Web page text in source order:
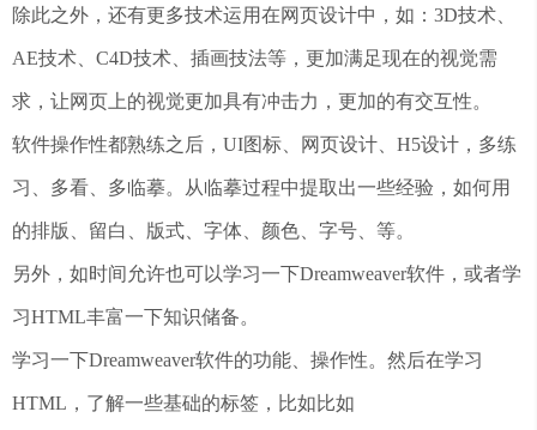
除此之外，还有更多技术运用在网页设计中，如：3D技术、
AE技术、C4D技术、插画技法等，更加满足现在的视觉需
求，让网页上的视觉更加具有冲击力，更加的有交互性。
软件操作性都熟练之后，UI图标、网页设计、H5设计，多练
习、多看、多临摹。从临摹过程中提取出一些经验，如何用
的排版、留白、版式、字体、颜色、字号、等。
另外，如时间允许也可以学习一下Dreamweaver软件，或者学
习HTML丰富一下知识储备。
学习一下Dreamweaver软件的功能、操作性。然后在学习
HTML，了解一些基础的标签，比如比如